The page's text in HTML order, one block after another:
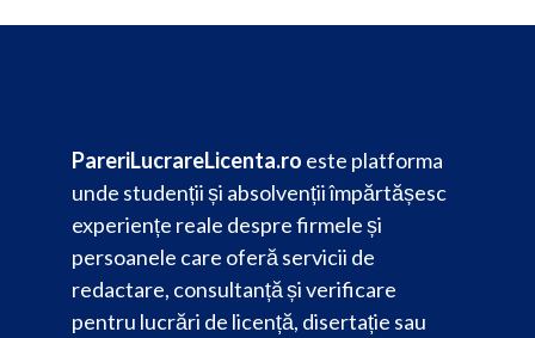
PareriLucrareLicenta.ro este platforma
unde studenții și absolvenții împărtășesc
experiențe reale despre firmele și
persoanele care oferă servicii de
redactare, consultanță și verificare
pentru lucrări de licență, disertație sau